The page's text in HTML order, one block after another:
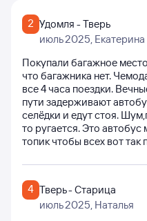
2 Удомля - Тверь
июль 2025, Екатерина
Покупали багажное
что багажника нет.
все 4 часа поездки.
пути задерживают
селёдки и едут стоя.
то ругается. Это
топик чтобы всех вот так
4 Тверь - Старица
июль 2025, Наталья